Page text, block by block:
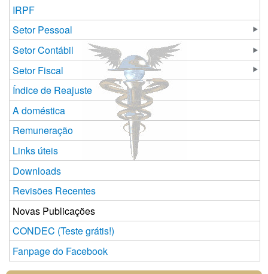
IRPF
Setor Pessoal
Setor Contábil
Setor Fiscal
Índice de Reajuste
A doméstica
Remuneração
Links úteis
Downloads
Revisões Recentes
Novas Publicações
CONDEC (Teste grátis!)
Fanpage do Facebook